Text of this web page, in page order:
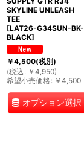
SKYLINE UNLEASH
TEE
[LAT26-G34SUN-BK-
BLACK]
￥4,500(税別)
(税込 : ￥ 4,950)
希望小売価格: ￥ 4,500
オプション選択